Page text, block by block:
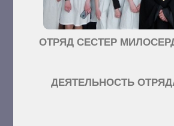
ОТРЯД СЕСТЕР
ДЕЯТЕЛЬНОСТЬ